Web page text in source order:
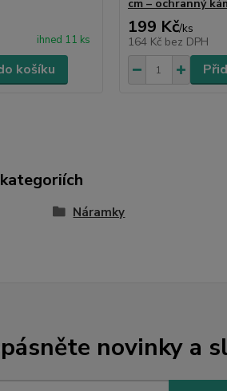
ihned 11 ks
košíku
cm – ochranný
199 Kč/ks
164 Kč bez DPH
Náramky
novinky a